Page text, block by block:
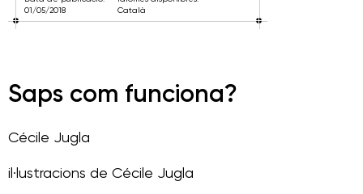
01/05/2018
Català
Saps com funciona?
Cécile Jugla
il·lustracions de Cécile Jugla